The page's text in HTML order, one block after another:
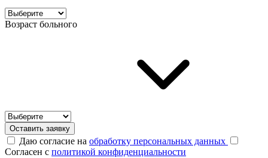
Возраст больного
Оставить заявку
Даю согласие на обработку персональных данных
Согласен с политикой конфиденциальности